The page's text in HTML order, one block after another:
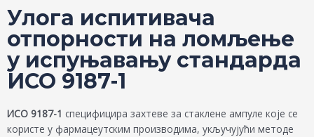
Улога испитивача
отпорности на ломљење
у испуњавању стандарда
ИСО 9187-1
ИСО 9187-1 специфицира захтеве за стаклене ампуле које се
користе у фармацеутским производима, укључујући методе